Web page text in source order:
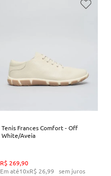
Tenis Frances Comfort - Off
White/Aveia
R$ 269,90
Em até10xR$ 26,99 sem juros